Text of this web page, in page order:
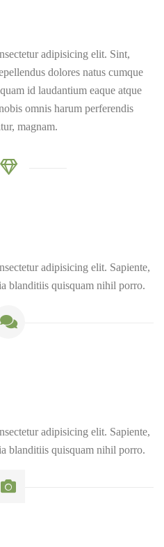
adipisicing elit. Sint,
dolores natus cumque
id laudantium eaque atque
omnis harum perferendis
magnam.
adipisicing elit. Sapiente,
blanditiis quisquam nihil porro.
adipisicing elit. Sapiente,
blanditiis quisquam nihil porro.